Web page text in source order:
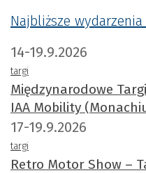
Najbliższe wydarzenia
14-19.9.2026
targi
Międzynarodowe
IAA Mobility
17-19.9.2026
targi
Retro Motor Show –